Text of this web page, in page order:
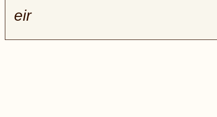
eir